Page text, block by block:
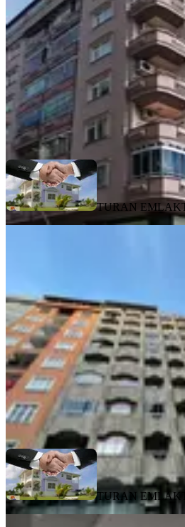
3+1· 160 m²·3. Kat
6.500.000 ₺
TURAN EMLAK Turan Ayhan
Ara
TURAN EMLAK
3+1·140 m²·4. Kat
4.850.000 ₺
TURAN EMLAKTuran Ayhan
TURAN EMLAK